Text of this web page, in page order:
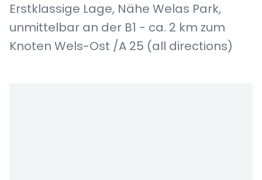
Erstklassige Lage, Nähe Welas Park,
unmittelbar an der B1 - ca. 2 km zum
Knoten Wels-Ost /A 25 (all directions)